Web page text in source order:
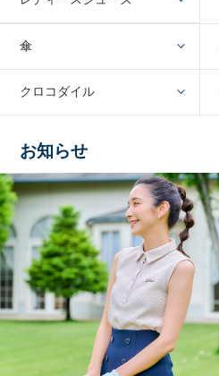
傘
クロコダイル
お知らせ